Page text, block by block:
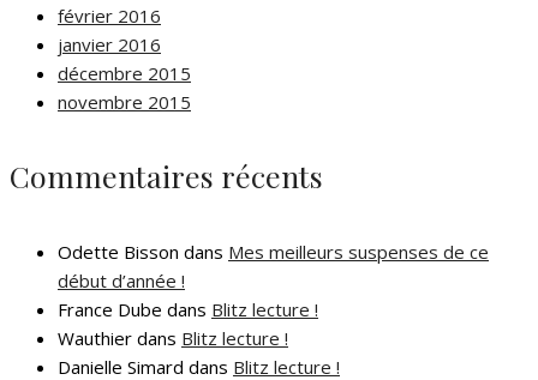
février 2016
janvier 2016
décembre 2015
novembre 2015
Commentaires récents
Odette Bisson dans Mes meilleurs suspenses de ce
début d’année !
France Dube dans Blitz lecture !
Wauthier dans Blitz lecture !
Danielle Simard dans Blitz lecture !